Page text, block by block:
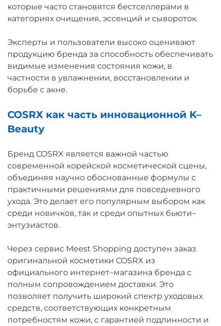
которые часто становятся бестселлерами в
категориях очищения, эссенций и сывороток.
Эксперты и пользователи высоко оценивают
продукцию бренда за способность обеспечивать
видимые изменения состояния кожи, в
частности в увлажнении, восстановлении и
борьбе с акне.
COSRX как часть инновационной K–
Beauty
Бренд COSRX является важной частью
современной корейской косметической сцены,
объединяя научно обоснованные формулы с
практичными решениями для повседневного
ухода. Это делает его популярным выбором как
среди новичков, так и среди опытных бьюти–
энтузиастов.
Через сервис Meest Shopping доступен заказ
оригинальной косметики COSRX из
официального интернет–магазина бренда с
полным сопровождением доставки. Это
позволяет получить широкий спектр уходовых
средств, соответствующих конкретным
потребностям кожи, с гарантией подлинности и